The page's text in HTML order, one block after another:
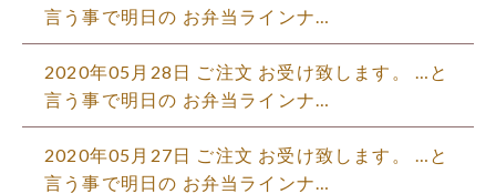
言う事で明日の お弁当ラインナ…
2020年05月28日 ご注文 お受け致します。 …と
言う事で明日の お弁当ラインナ…
2020年05月27日 ご注文 お受け致します。 …と
言う事で明日の お弁当ラインナ…